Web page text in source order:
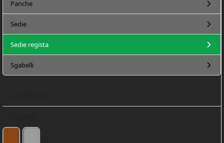
Panche
Sedie
Sedie regista
Sgabelli
MARRONEGRIGIO